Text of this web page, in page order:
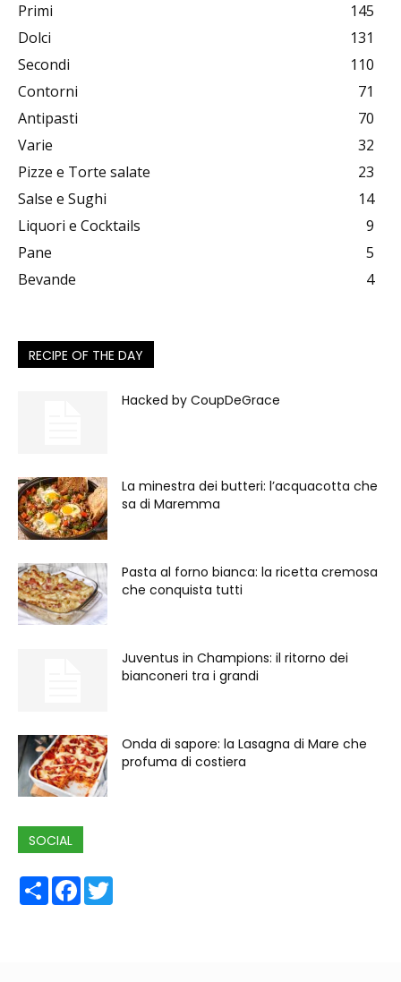
Primi
145
Dolci
131
Secondi
110
Contorni
71
Antipasti
70
Varie
32
Pizze e Torte salate
23
Salse e Sughi
14
Liquori e Cocktails
9
Pane
5
Bevande
4
RECIPE OF THE DAY
Hacked by CoupDeGrace
La minestra dei butteri: l’acquacotta che
sa di Maremma
Pasta al forno bianca: la ricetta cremosa
che conquista tutti
Juventus in Champions: il ritorno dei
bianconeri tra i grandi
Onda di sapore: la Lasagna di Mare che
profuma di costiera
SOCIAL
ShareFacebook